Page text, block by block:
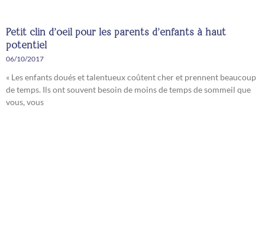
Petit clin d’oeil pour les parents d’enfants à haut
potentiel
06/10/2017
« Les enfants doués et talentueux coûtent cher et prennent beaucoup
de temps. Ils ont souvent besoin de moins de temps de sommeil que
vous, vous